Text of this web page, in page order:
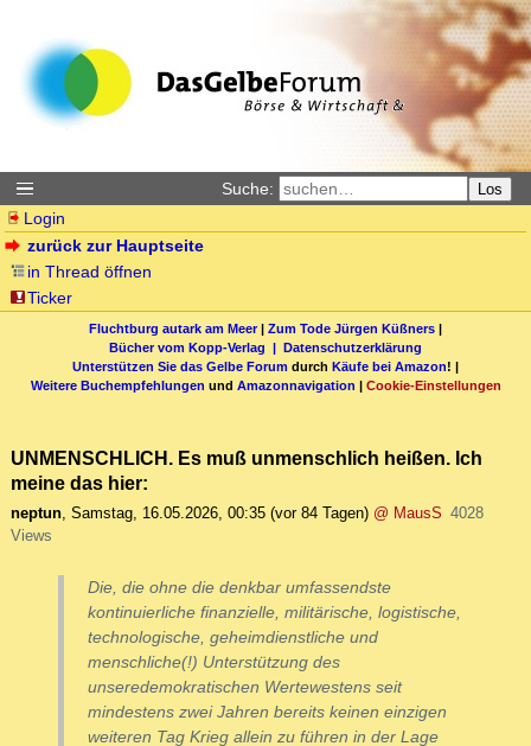
Suche: Los
Login
zurück zur Hauptseite
in Thread öffnen
Ticker
Fluchtburg autark am Meer| Zum Tode Jürgen Küßners |
Bücher vom Kopp-Verlag | Datenschutzerklärung
Unterstützen Sie das Gelbe Forum durch Käufe bei Amazon! |
Weitere Buchempfehlungen und Amazonnavigation | Cookie-Einstellungen
UNMENSCHLICH. Es muß unmenschlich heißen. Ich
meine das hier:
neptun, Samstag, 16.05.2026, 00:35 (vor 84 Tagen) @ MausS 4028
Views
Die, die ohne die denkbar umfassendste
kontinuierliche finanzielle, militärische, logistische,
technologische, geheimdienstliche und
menschliche(!) Unterstützung des
unseredemokratischen Wertewestens seit
mindestens zwei Jahren bereits keinen einzigen
weiteren Tag Krieg allein zu führen in der Lage